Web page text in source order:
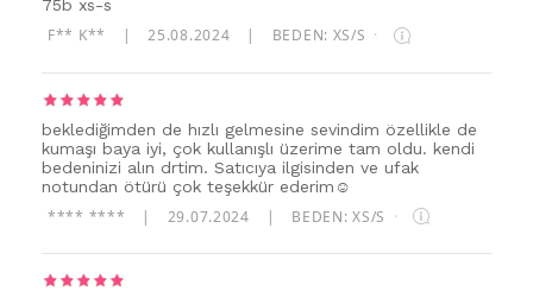
75b xs-s
F** K** 25.08.2024 BEDEN: XS/S ·
beklediğimden de hızlı gelmesine sevindim özellikle de
kumaşı baya iyi, çok kullanışlı üzerime tam oldu. kendi
bedeninizi alın drtim. Satıcıya ilgisinden ve ufak
notundan ötürü çok teşekkür ederim☺
**** **** | 29.07.2024 | BEDEN: XS/S ·